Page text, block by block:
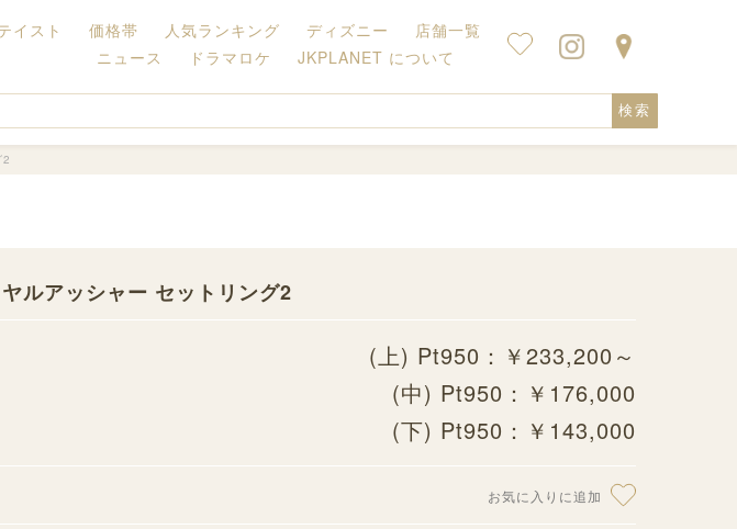
イスト 価格帯 人気ランキング ディズニー
店舗一覧
ニュース
ドラマロケ JKPLANET について
検索
2
ルアッシャー セットリング2
(上) Pt950：￥233,200～
(中) Pt950：￥176,000
(下) Pt950：￥143,000
お気に入りに追加